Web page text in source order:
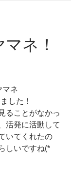
ネ！
マネ
した！
ることがなかっ
活発に活動して
いてくれたの
しいですね(*